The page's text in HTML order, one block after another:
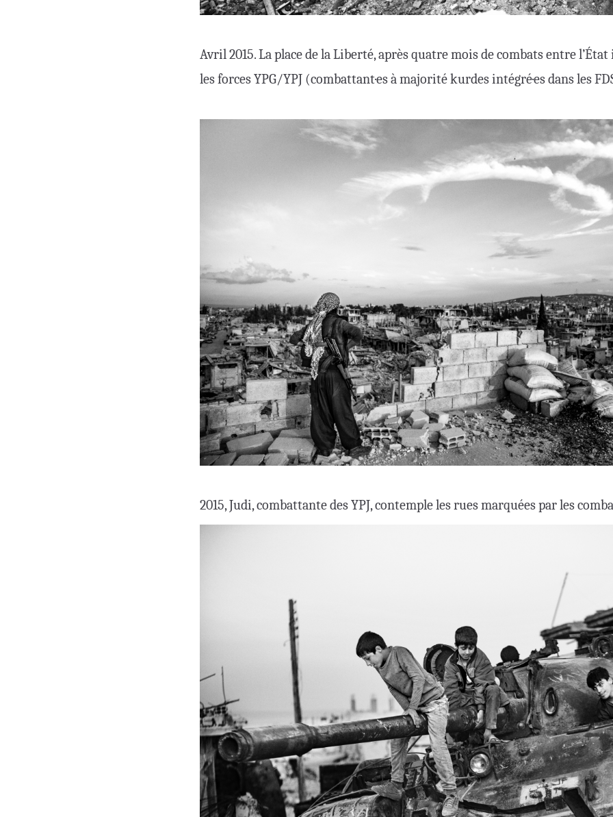
Avril 2015. La place de la Liberté, après quatre mois de combats entre
les forces YPG/YPJ (combattant·es à majorité kurdes intégré·es dans les
2015, Judi, combattante des YPJ, contemple les rues marquées par les